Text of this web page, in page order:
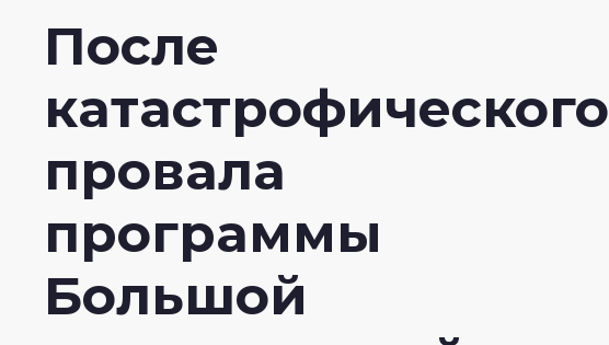
После
катастрофического
провала
программы
Большой